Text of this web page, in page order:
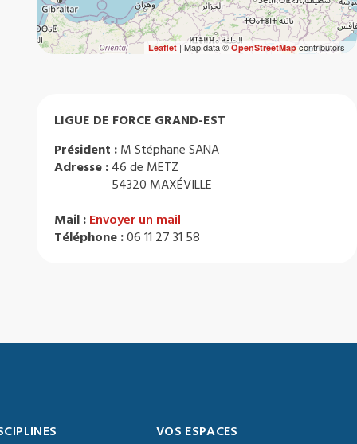
Leaflet| Map data ©OpenStreetMapcontributors
LIGUE DE FORCE GRAND-EST
Président : M Stéphane SANA
Adresse : 46 de METZ
54320 MAXÉVILLE
Mail : Envoyer un mail
Téléphone :06 11 27 31 58
VOS ESPACES